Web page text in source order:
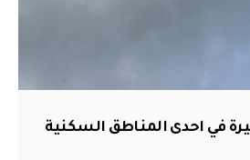
في احدى المناطق السكنية